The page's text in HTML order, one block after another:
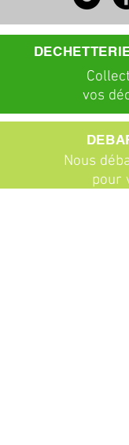
C
vos
Nous
pour